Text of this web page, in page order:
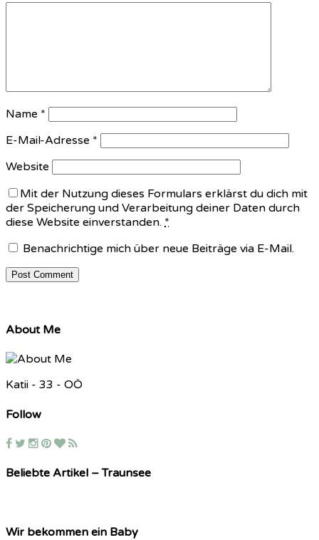
Name *
E-Mail-Adresse *
Website
Mit der Nutzung dieses Formulars erklärst du dich mit
der Speicherung und Verarbeitung deiner Daten durch
diese Website einverstanden. *
Benachrichtige mich über neue Beiträge via E-Mail.
About Me
Katii - 33 - OÖ
Follow
Beliebte Artikel – Traunsee
Wir bekommen ein Baby